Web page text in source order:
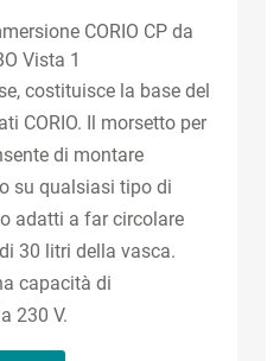
costituisce la base del
CORIO. Il morsetto per
di montare
su qualsiasi tipo di
adatti a far circolare
30 litri della vasca.
capacità di
230 V.